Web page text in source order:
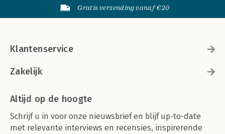
Gratis verzending vanaf €20
Klantenservice
Zakelijk
Altijd op de hoogte
Schrijf u in voor onze nieuwsbrief en blijf up-to-date
met relevante interviews en recensies, inspirerende